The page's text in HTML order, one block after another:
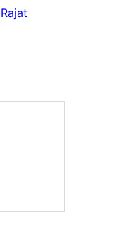
Rajat